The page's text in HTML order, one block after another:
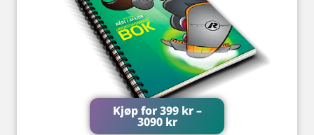
Kjøp for399 kr –
3090 kr